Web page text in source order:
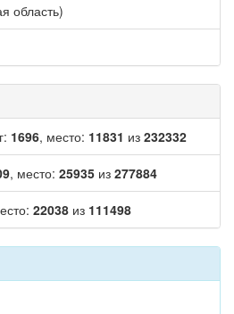
область)
1696, место: 11831 из 232332
, место: 25935 из 277884
22038 из 111498